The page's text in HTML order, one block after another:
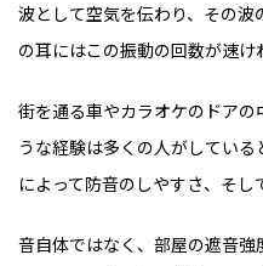
波として空気を伝わり、その
の耳にはこの振動の回数が速け
街を通る車やカラオケのドア
うな経験は多くの人がしてい
によって防音のしやすさ、そし
音自体ではなく、部屋の遮音